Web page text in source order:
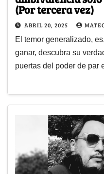
(Por tercera vez)
ABRIL 20, 2025
El temor generalizado,
ganar, descubra su
puertas del poder de par